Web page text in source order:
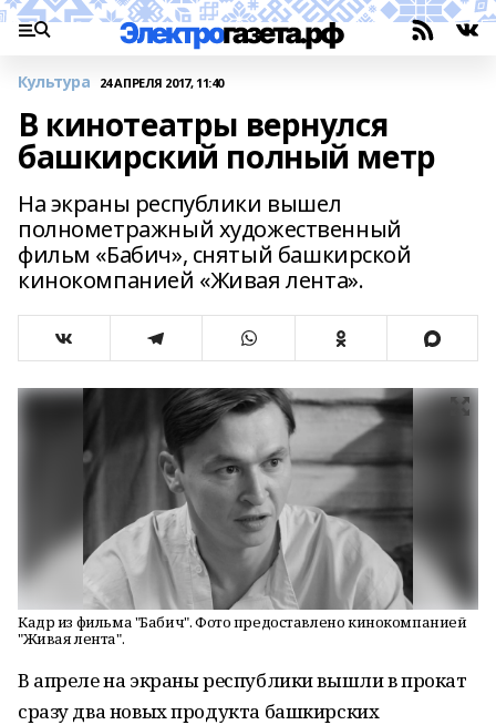
Культура 24 АПРЕЛЯ 2017, 11:40
В кинотеатры вернулся
башкирский полный метр
На экраны республики вышел
полнометражный художественный
фильм «Бабич», снятый башкирской
кинокомпанией «Живая лента».
Кадр из фильма "Бабич". Фото предоставлено кинокомпанией
"Живая лента".
В апреле на экраны республики вышли в прокат
сразу два новых продукта башкирских